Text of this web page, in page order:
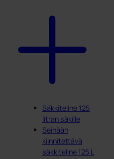
Säkkiteline 125
litran säkille
Seinään
kiinnitettävä
säkkiteline 125 L